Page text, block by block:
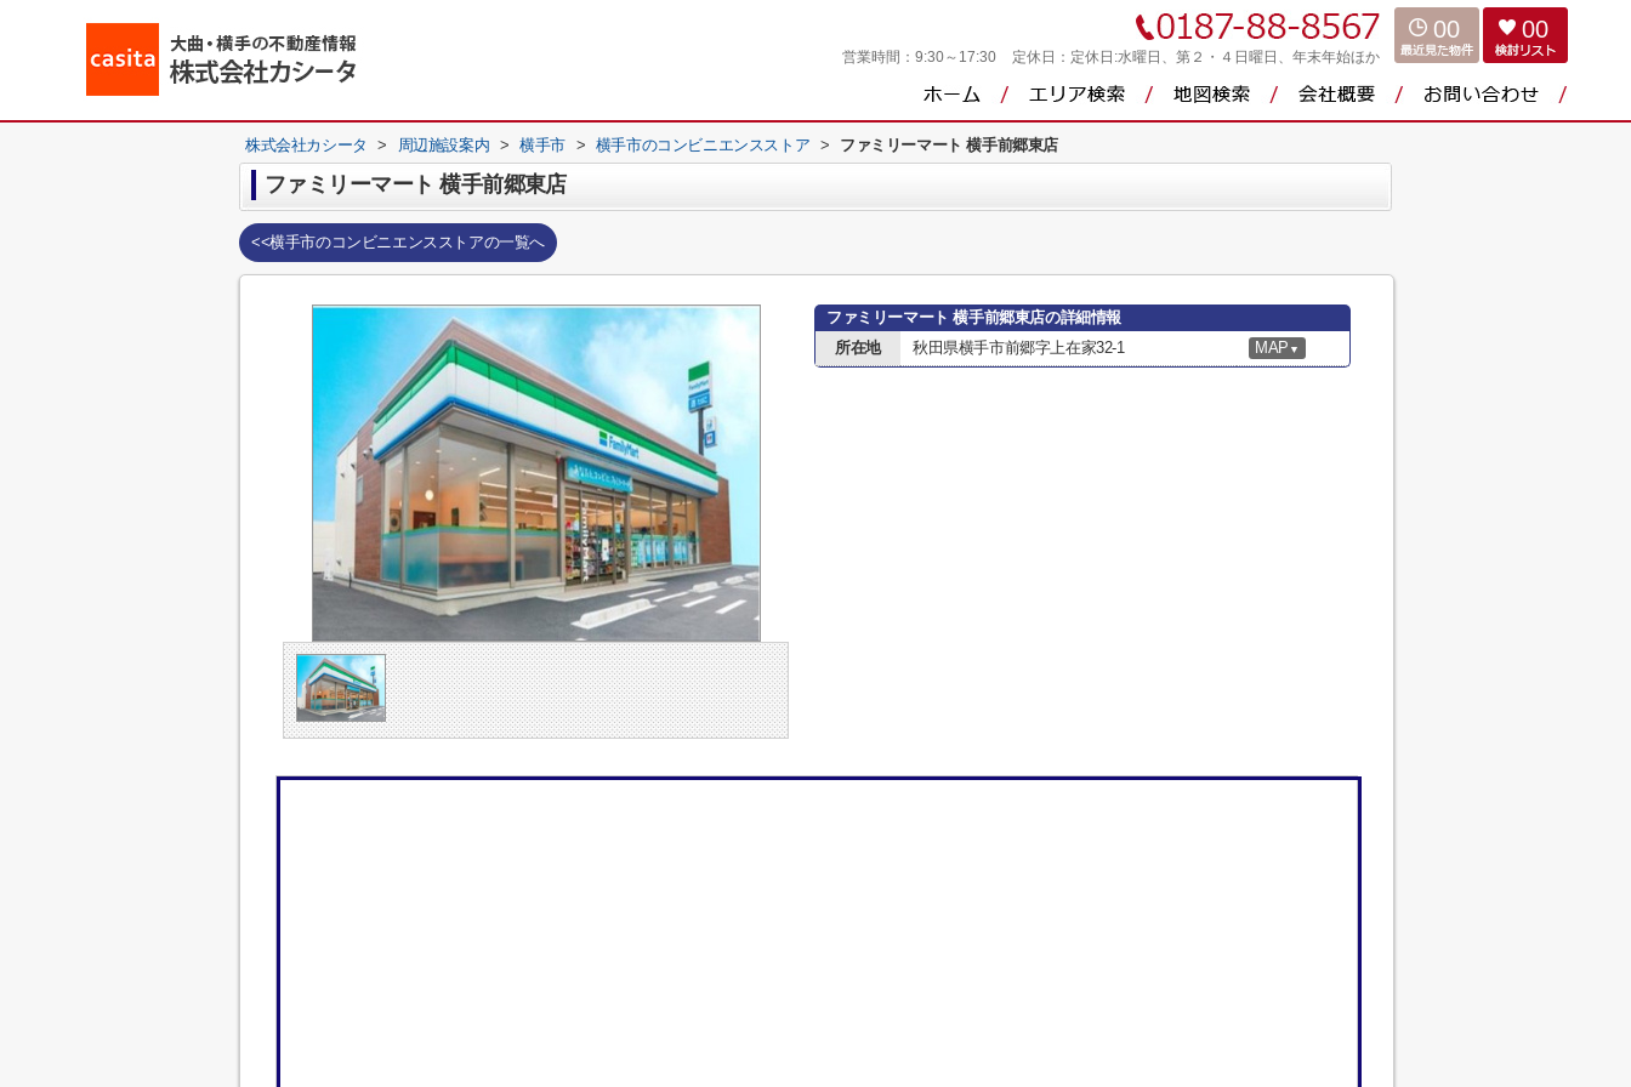
営業時間： 9:30～17:30 定休日： 定休日:水曜日、第２・４日曜日、年末年始ほか
00 00
株式会社カシータ > 周辺施設案内 > 横手市 > 横手市のコンビニエンスストア > ファミリーマート 横手前郷東店
ファミリーマート 横手前郷東店
<<横手市のコンビニエンスストアの一覧へ
ファミリーマート 横手前郷東店の詳細情報
所在地
秋田県横手市前郷字上在家32-1 MAP ▼